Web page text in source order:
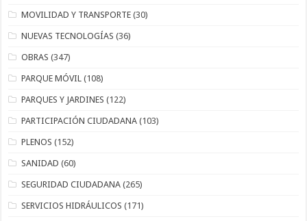
MOVILIDAD Y TRANSPORTE (30)
NUEVAS TECNOLOGÍAS (36)
OBRAS (347)
PARQUE MÓVIL (108)
PARQUES Y JARDINES (122)
PARTICIPACIÓN CIUDADANA (103)
PLENOS (152)
SANIDAD (60)
SEGURIDAD CIUDADANA (265)
SERVICIOS HIDRÁULICOS (171)